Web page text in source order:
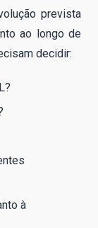
prevista
ao longo de
decidir:
à